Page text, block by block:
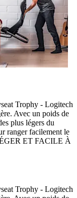
Trophy - Logitech
Avec un poids de
plus légers du
ranger facilement le
ET FACILE À
Trophy - Logitech